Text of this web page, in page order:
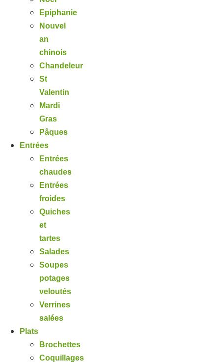
Epiphanie
Nouvel
an
chinois
Chandeleur
St
Valentin
Mardi
Gras
Pâques
Entrées
Entrées
chaudes
Entrées
froides
Quiches
et
tartes
Salades
Soupes
potages
veloutés
Verrines
salées
Plats
Brochettes
Coquillages